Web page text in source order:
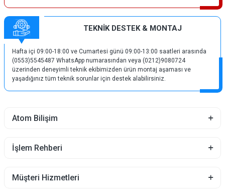
TEKNİK DESTEK & MONTAJ
Hafta içi 09:00-18:00 ve Cumartesi günü 09:00-13:00 saatleri arasında
(0553)5545487 WhatsApp numarasından veya (0212)9080724
üzerinden deneyimli teknik ekibimizden ürün montaj aşaması ve
yaşadığınız tüm teknik sorunlar için destek alabilirsiniz.
Atom Bilişim
İşlem Rehberi
Müşteri Hizmetleri